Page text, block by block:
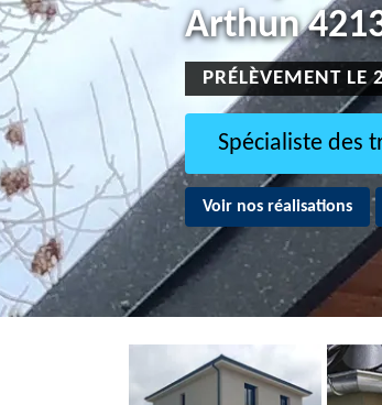
Arthun
PRÉLÈVEMENT LE
Spécialiste des
Voir nos réalisations